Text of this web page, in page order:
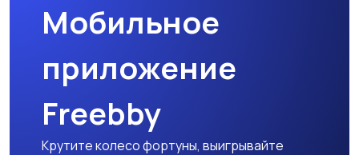
Мобильное
приложение
Freebby
Крутите колесо фортуны, выигрывайте